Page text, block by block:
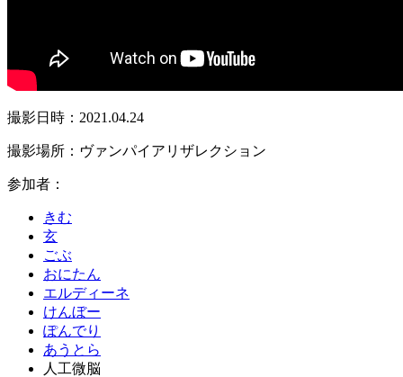
撮影日時：2021.04.24
撮影場所：ヴァンパイアリザレクション
参加者：
きむ
玄
ごぶ
おにたん
エルディーネ
けんぼー
ぽんでり
あうとら
人工微脳